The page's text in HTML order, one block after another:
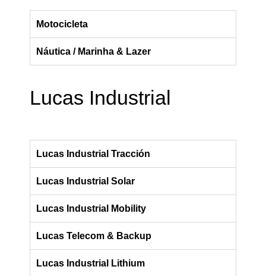
Motocicleta
Náutica / Marinha & Lazer
Lucas Industrial
Lucas Industrial Tracción
Lucas Industrial Solar
Lucas Industrial Mobility
Lucas Telecom & Backup
Lucas Industrial Lithium